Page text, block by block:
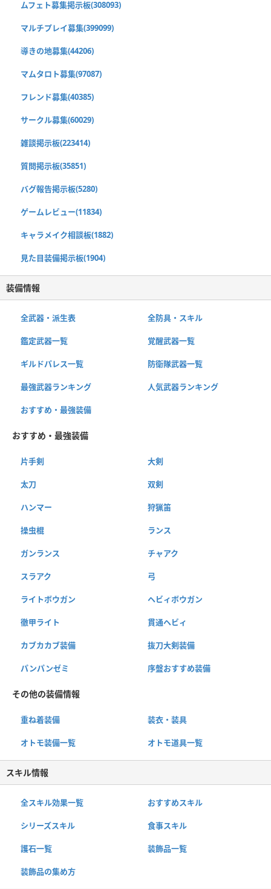
ムフェト募集掲示板(308093)
マルチプレイ募集(399099)
導きの地募集(44206)
マムタロト募集(97087)
フレンド募集(40385)
サークル募集(60029)
雑談掲示板(223414)
質問掲示板(35851)
バグ報告掲示板(5280)
ゲームレビュー(11834)
キャラメイク相談板(1882)
見た目装備掲示板(1904)
装備情報
全武器・派生表 全防具・スキル
鑑定武器一覧 覚醒武器一覧
ギルドパレス一覧 防衛隊武器一覧
最強武器ランキング 人気武器ランキング
おすすめ・最強装備
おすすめ・最強装備
片手剣 大剣
太刀 双剣
ハンマー 狩猟笛
操虫棍 ランス
ガンランス チャアク
スラアク 弓
ライトボウガン ヘビィボウガン
徹甲ライト 貫通ヘビィ
カブカカブ装備 抜刀大剣装備
パンパンゼミ 序盤おすすめ装備
その他の装備情報
重ね着装備 装衣・装具
オトモ装備一覧 オトモ道具一覧
スキル情報
全スキル効果一覧 おすすめスキル
シリーズスキル 食事スキル
護石一覧 装飾品一覧
装飾品の集め方